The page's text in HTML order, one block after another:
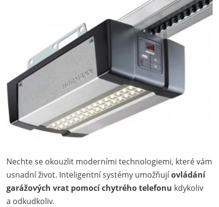
Nechte se okouzlit moderními technologiemi, které vám
usnadní život. Inteligentní systémy umožňujíovládání
garážových vrat pomocí chytrého telefonu kdykoliv
a odkudkoliv.